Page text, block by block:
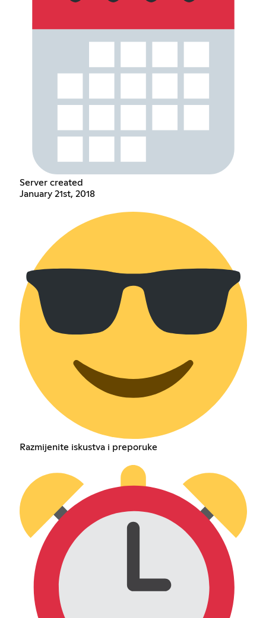
Server created
January 21st, 2018
Razmijenite iskustva i preporuke